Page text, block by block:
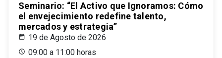
Seminario: “El Activo que Ignoramos: Cómo
el envejecimiento redefine talento,
mercados y estrategia”
19 de Agosto de 2026
09:00 a 11:00 horas